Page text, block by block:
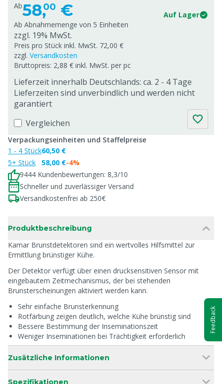
Ab58,00 €
Auf Lager
Ab Abnahmemenge von 5 Einheiten
zzgl. 19% MwSt.
Preis pro Stück inkl. MwSt. 72,00 €
zzgl. Versandkosten
Bruttopreis: 2,88 € inkl. MwSt. per pc
Lieferzeit innerhalb Deutschlands: ca. 2 - 4 Tage
Lieferzeiten sind unverbindlich und werden nicht
garantiert
Vergleichen
Verpackungseinheiten und Staffelpreise
1 - 4 Stück
5+ Stück
60,50 €
58,00 €-4%
9444 Kundenbewertungen: 8,3/10
Schneller und zuverlässiger Versand
Versandkostenfrei ab 250€
Produktbeschreibung
Kamar Brunstdetektoren sind ein wertvolles Hilfsmittel zur
Ermittlung brünstiger Kühe.
Der Detektor verfügt über einen drucksensitiven Sensor mit
eingebautem Zeitmechanismus, der bei stehenden
Brunsterscheinungen aktiviert werden kann.
Sehr einfache Brunsterkennung
Rotfärbung zeigen deutlich, welche Kühe brünstig sind
Bessere Bestimmung der Inseminationszeit
Weniger Inseminationen bei Trächtigkeit erforderlich
Zusätzliche Informationen
Spezifikationen
Feedback